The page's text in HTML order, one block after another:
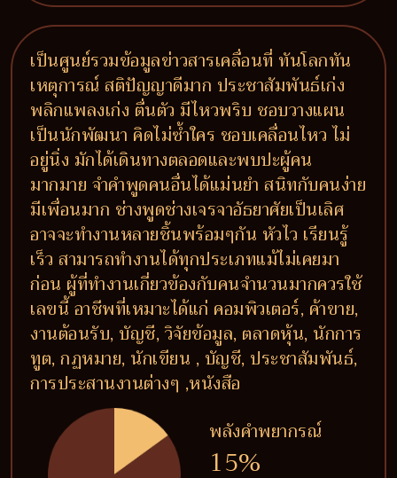
เป็นศูนย์รวมข้อมูลข่าวสารเคลื่อนที่ ทันโลกทัน
เหตุการณ์ สติปัญญาดีมาก ประชาสัมพันธ์เก่ง
พลิกแพลงเก่ง ตื่นตัว มีไหวพริบ ชอบวางแผน
เป็นนักพัฒนา คิดไม่ซ้ำใคร ชอบเคลื่อนไหว ไม่
อยู่นิ่ง มักได้เดินทางตลอดและพบปะผู้คน
มากมาย จำคำพูดคนอื่นได้แม่นยำ สนิทกับคนง่าย
มีเพื่อนมาก ช่างพูดช่างเจรจาอัธยาศัยเป็นเลิศ
อาจจะทำงานหลายชิ้นพร้อมๆกัน หัวไว เรียนรู้
เร็ว สามารถทำงานได้ทุกประเภทแม้ไม่เคยมา
ก่อน ผู้ที่ทำงานเกี่ยวข้องกับคนจำนวนมากควรใช้
เลขนี้ อาชีพที่เหมาะได้แก่ คอมพิวเตอร์, ค้าขาย,
งานต้อนรับ, บัญชี, วิจัยข้อมูล, ตลาดหุ้น, นักการ
ทูต, กฏหมาย, นักเขียน , บัญชี, ประชาสัมพันธ์,
การประสานงานต่างๆ ,หนังสือ
พลังคำพยากรณ์
15%